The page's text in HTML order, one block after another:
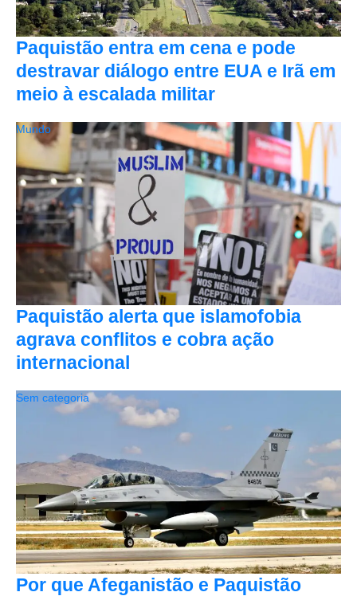
Paquistão entra em cena e pode
destravar diálogo entre EUA e Irã em
meio à escalada militar
Paquistão alerta que islamofobia
agrava conflitos e cobra ação
internacional
Mundo
Por que Afeganistão e Paquistão
Sem categoria